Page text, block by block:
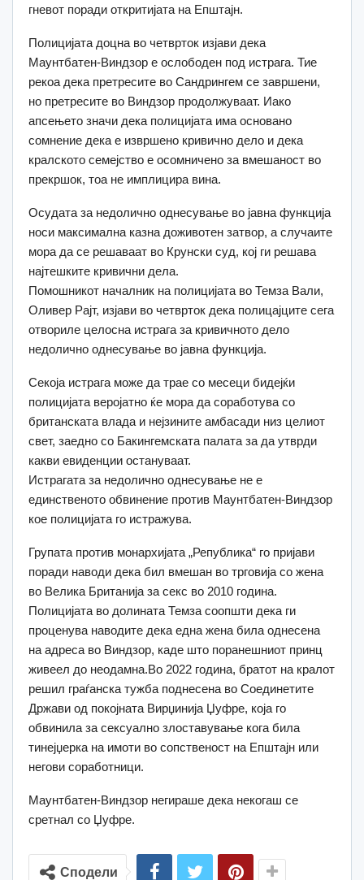
гневот поради откритијата на Епштајн.
Полицијата доцна во четврток изјави дека
Маунтбатен-Виндзор е ослободен под истрага. Тие
рекоа дека претресите во Сандрингем се завршени,
но претресите во Виндзор продолжуваат. Иако
апсењето значи дека полицијата има основано
сомнение дека е извршено кривично дело и дека
кралското семејство е осомничено за вмешаност во
прекршок, тоа не имплицира вина.
Осудата за недолично однесување во јавна функција
носи максимална казна доживотен затвор, а случаите
мора да се решаваат во Крунски суд, кој ги решава
најтешките кривични дела.
Помошникот началник на полицијата во Темза Вали,
Оливер Рајт, изјави во четврток дека полицајците сега
отвориле целосна истрага за кривичното дело
недолично однесување во јавна функција.
Секоја истрага може да трае со месеци бидејќи
полицијата веројатно ќе мора да соработува со
британската влада и нејзините амбасади низ целиот
свет, заедно со Бакингемската палата за да утврди
какви евиденции остануваат.
Истрагата за недолично однесување не е
единственото обвинение против Маунтбатен-Виндзор
кое полицијата го истражува.
Групата против монархијата „Република“ го пријави
поради наводи дека бил вмешан во трговија со жена
во Велика Британија за секс во 2010 година.
Полицијата во долината Темза соопшти дека ги
проценува наводите дека една жена била однесена
на адреса во Виндзор, каде што поранешниот принц
живеел до неодамна.Во 2022 година, братот на кралот
решил граѓанска тужба поднесена во Соединетите
Држави од покојната Вирџинија Џуфре, која го
обвинила за сексуално злоставување кога била
тинејџерка на имоти во сопственост на Епштајн или
негови соработници.
Маунтбатен-Виндзор негираше дека некогаш се
сретнал со Џуфре.
Сподели